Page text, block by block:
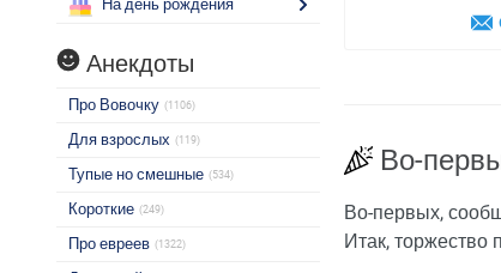
На день рождения
Анекдоты
Про Вовочку (1106)
Для взрослых (119)
Тупые но смешные (534)
Короткие (249)
Про евреев (1322)
Во-
Во-первых,
Итак, торжество